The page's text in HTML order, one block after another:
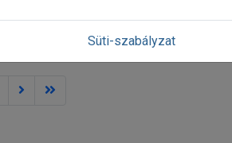
Süti-szabályzat